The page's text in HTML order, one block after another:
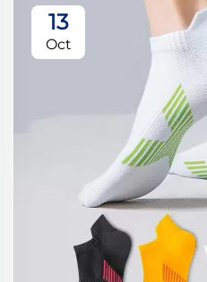
13
Oct